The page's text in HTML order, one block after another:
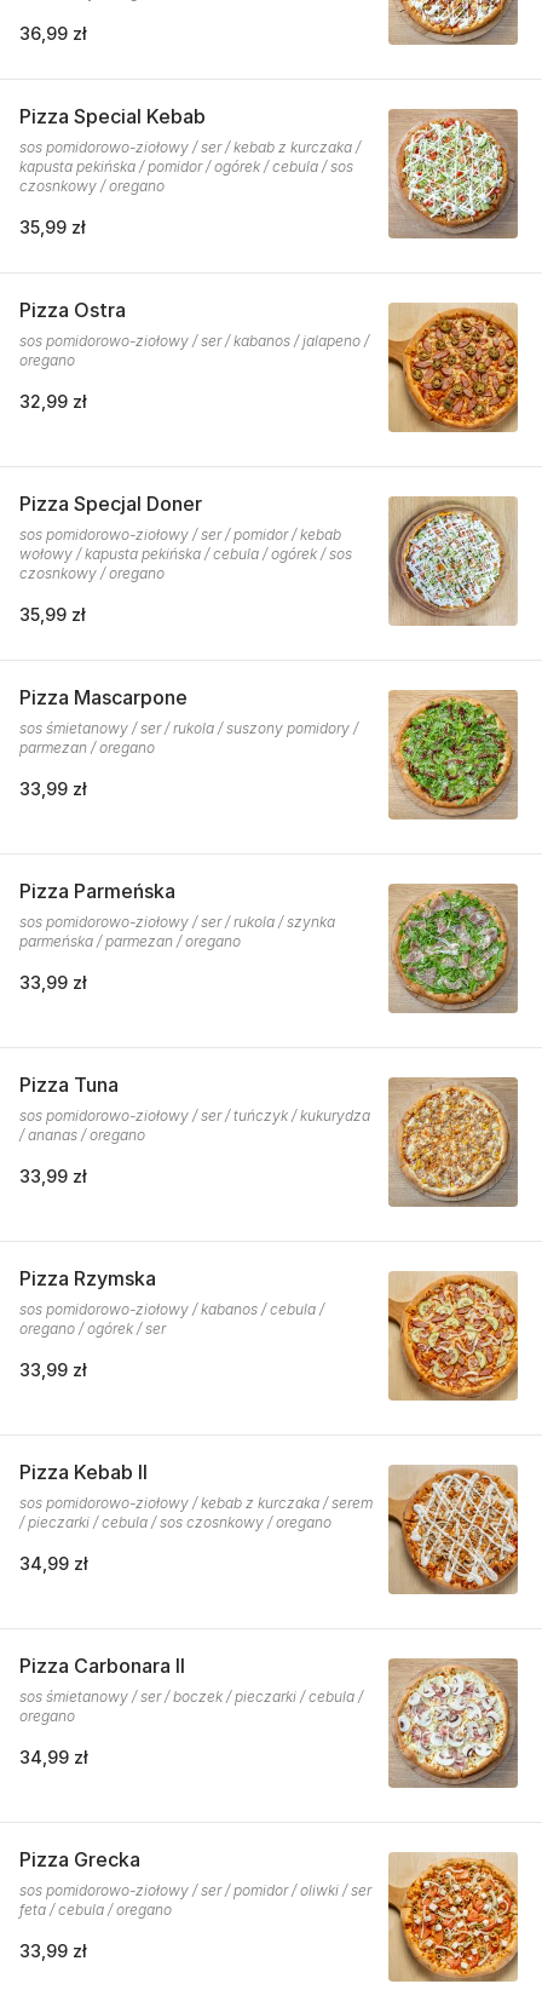
36,99 zł
Pizza Special Kebab
sos pomidorowo-ziołowy / ser / kebab z kurczaka /
kapusta pekińska / pomidor / ogórek / cebula / sos
czosnkowy / oregano
35,99 zł
Pizza Ostra
sos pomidorowo-ziołowy / ser / kabanos / jalapeno /
oregano
32,99 zł
Pizza Specjal Doner
sos pomidorowo-ziołowy / ser / pomidor / kebab
wołowy / kapusta pekińska / cebula / ogórek / sos
czosnkowy / oregano
35,99 zł
Pizza Mascarpone
sos śmietanowy / ser / rukola / suszony pomidory /
parmezan / oregano
33,99 zł
Pizza Parmeńska
sos pomidorowo-ziołowy / ser / rukola / szynka
parmeńska / parmezan / oregano
33,99 zł
Pizza Tuna
sos pomidorowo-ziołowy / ser / tuńczyk / kukurydza
/ ananas / oregano
33,99 zł
Pizza Rzymska
sos pomidorowo-ziołowy / kabanos / cebula /
oregano / ogórek / ser
33,99 zł
Pizza Kebab II
sos pomidorowo-ziołowy / kebab z kurczaka / serem
/ pieczarki / cebula / sos czosnkowy / oregano
34,99 zł
Pizza Carbonara II
sos śmietanowy / ser / boczek / pieczarki / cebula /
oregano
34,99 zł
Pizza Grecka
sos pomidorowo-ziołowy / ser / pomidor / oliwki / ser
feta / cebula / oregano
33,99 zł